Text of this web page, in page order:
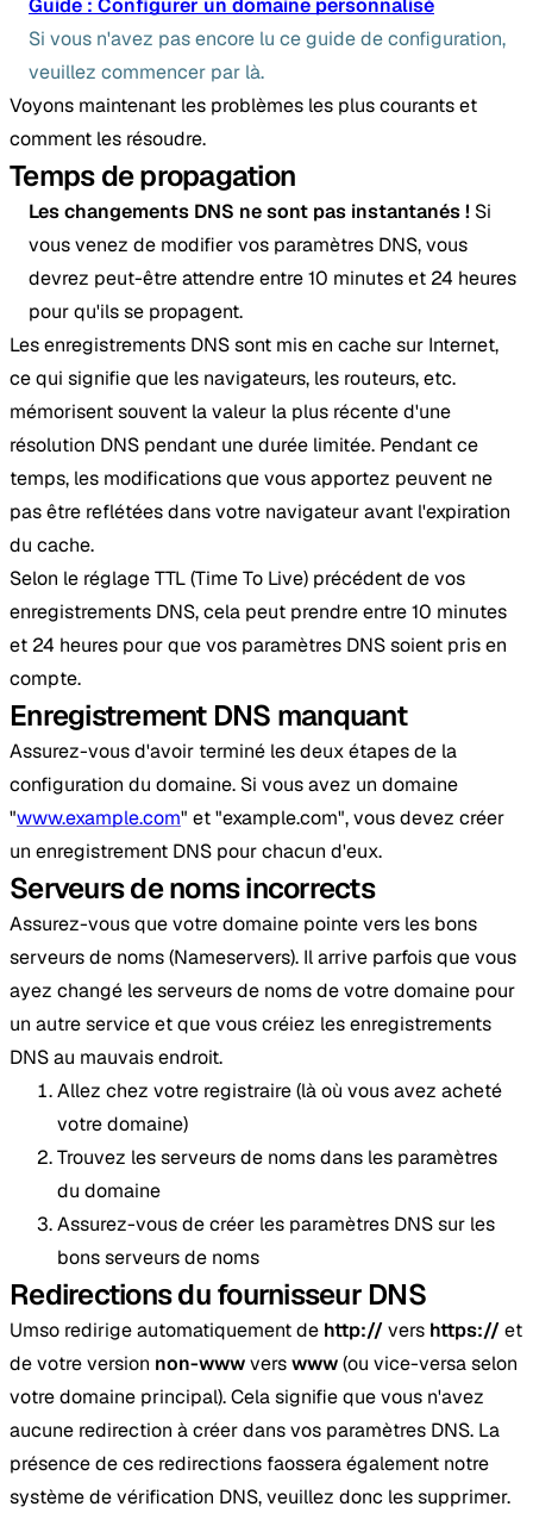
Guide : Configurer un domaine personnalisé
Si vous n'avez pas encore lu ce guide de configuration,
veuillez commencer par là.
Voyons maintenant les problèmes les plus courants et
comment les résoudre.
Temps de propagation
Les changements DNS ne sont pas instantanés ! Si
vous venez de modifier vos paramètres DNS, vous
devrez peut-être attendre entre 10 minutes et 24 heures
pour qu'ils se propagent.
Les enregistrements DNS sont mis en cache sur Internet,
ce qui signifie que les navigateurs, les routeurs, etc.
mémorisent souvent la valeur la plus récente d'une
résolution DNS pendant une durée limitée. Pendant ce
temps, les modifications que vous apportez peuvent ne
pas être reflétées dans votre navigateur avant l'expiration
du cache.
Selon le réglage TTL (Time To Live) précédent de vos
enregistrements DNS, cela peut prendre entre 10 minutes
et 24 heures pour que vos paramètres DNS soient pris en
compte.
Enregistrement DNS manquant
Assurez-vous d'avoir terminé les deux étapes de la
configuration du domaine. Si vous avez un domaine
"www.example.com" et "example.com", vous devez créer
un enregistrement DNS pour chacun d'eux.
Serveurs de noms incorrects
Assurez-vous que votre domaine pointe vers les bons
serveurs de noms (Nameservers). Il arrive parfois que vous
ayez changé les serveurs de noms de votre domaine pour
un autre service et que vous créiez les enregistrements
DNS au mauvais endroit.
Allez chez votre registraire (là où vous avez acheté
votre domaine)
Trouvez les serveurs de noms dans les paramètres
du domaine
Assurez-vous de créer les paramètres DNS sur les
bons serveurs de noms
Redirections du fournisseur DNS
Umso redirige automatiquement de http://vers https://et
de votre version non-wwwverswww(ou vice-versa selon
votre domaine principal). Cela signifie que vous n'avez
aucune redirection à créer dans vos paramètres DNS. La
présence de ces redirections faossera également notre
système de vérification DNS, veuillez donc les supprimer.